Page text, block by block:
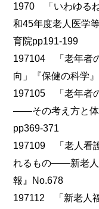
1970 「いわゆる
和45年度老人医学
育院pp191-199
197104 「老年者
向」『保健の科学
197105 「老年者
――その考え方と体
pp369-371
197109 「老人看
れるもの――新老人
報』No.678
197112 「新老人